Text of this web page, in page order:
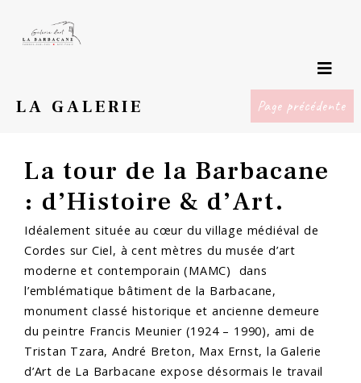
LA GALERIE Page précédente
La tour de la Barbacane
: d’Histoire & d’Art.
Idéalement située au cœur du village médiéval de
Cordes sur Ciel, à cent mètres du musée d’art
moderne et contemporain (MAMC) dans
l’emblématique bâtiment de la Barbacane,
monument classé historique et ancienne demeure
du peintre Francis Meunier (1924 – 1990), ami de
Tristan Tzara, André Breton, Max Ernst, la Galerie
d’Art de La Barbacane expose désormais le travail